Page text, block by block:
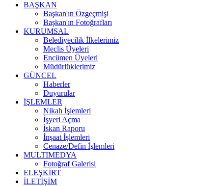
BAŞKAN
Başkan'ın Özgeçmişi
Başkan'ın Fotoğrafları
KURUMSAL
Belediyecilik İlkelerimiz
Meclis Üyeleri
Encümen Üyeleri
Müdürlüklerimiz
GÜNCEL
Haberler
Duyurular
İŞLEMLER
Nikah İşlemleri
İşyeri Açma
İskan Raporu
İnşaat İşlemleri
Cenaze/Defin İşlemleri
MULTIMEDYA
Fotoğraf Galerisi
ELEŞKİRT
İLETİŞİM